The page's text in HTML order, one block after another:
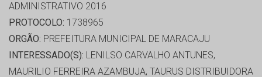
ADMINISTRATIVO 2016
PROTOCOLO: 1738965
ORGÃO: PREFEITURA MUNICIPAL DE MARACAJU
INTERESSADO(S): LENILSO CARVALHO ANTUNES,
MAURILIO FERREIRA AZAMBUJA, TAURUS DISTRIBUIDORA